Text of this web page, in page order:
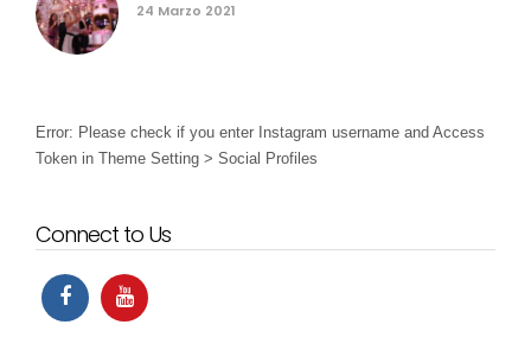
24 Marzo 2021
Error: Please check if you enter Instagram username and Access
Token in Theme Setting > Social Profiles
Connect to Us